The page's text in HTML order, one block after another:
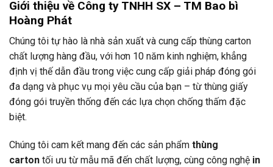
Giới thiệu về Công ty TNHH SX – TM Bao bì
Hoàng Phát
Chúng tôi tự hào là nhà sản xuất và cung cấp thùng carton
chất lượng hàng đầu, với hơn 10 năm kinh nghiệm, khẳng
định vị thế dẫn đầu trong việc cung cấp giải pháp đóng gói
đa dạng và phục vụ mọi yêu cầu của bạn – từ thùng giấy
đóng gói truyền thống đến các lựa chọn chống thấm đặc
biệt.
Chúng tôi cam kết mang đến các sản phẩm thùng
carton tối ưu từ mẫu mã đến chất lượng, cùng công nghệ in